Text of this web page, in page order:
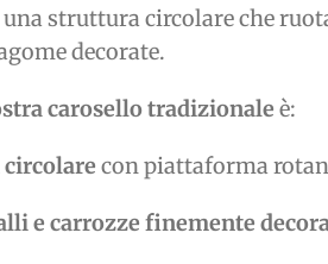
struttura circolare che
decorate.
carosello tradizionale è:
con piattaforma
e carrozze finemente